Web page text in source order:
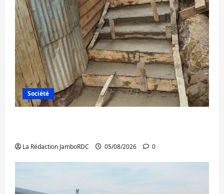
Société
La Rédaction JamboRDC 05/08/2026 0